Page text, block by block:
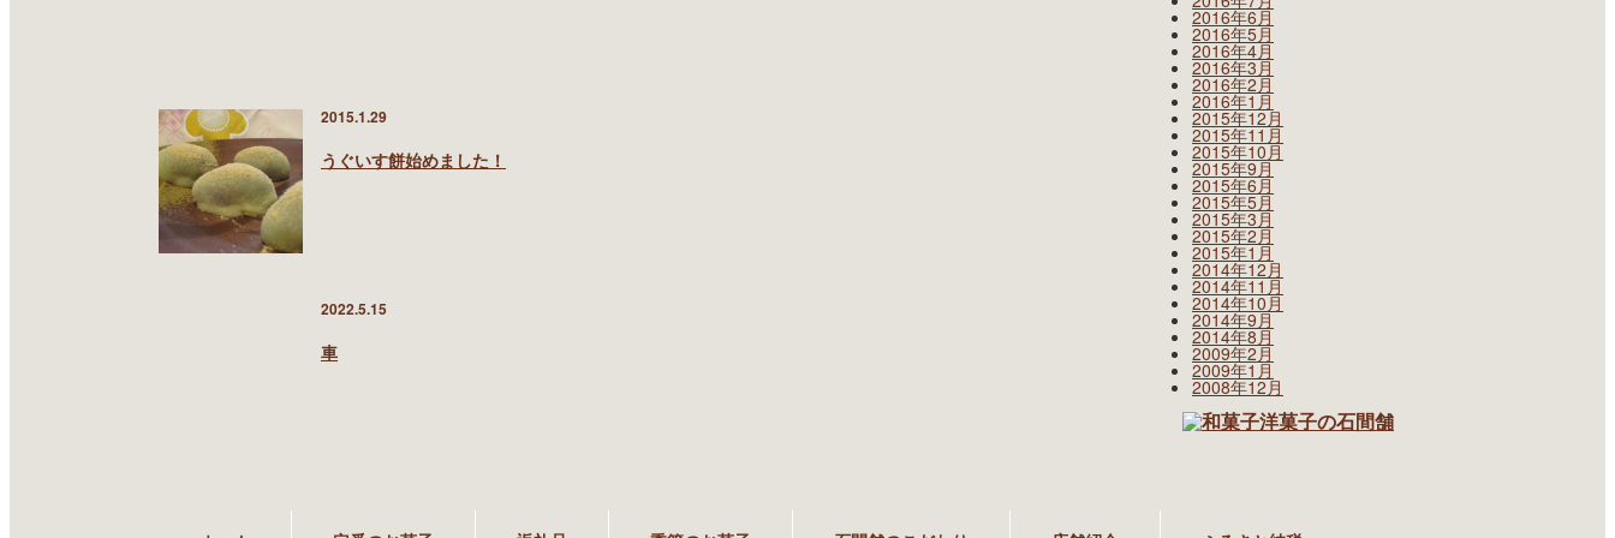
2015.1.29
うぐいす餅始めました！
2022.5.15
車
2016年6月
2016年5月
2016年4月
2016年3月
2016年2月
2016年1月
2015年12月
2015年11月
2015年10月
2015年9月
2015年6月
2015年5月
2015年3月
2015年2月
2015年1月
2014年12月
2014年11月
2014年10月
2014年9月
2014年8月
2009年2月
2009年1月
2008年12月